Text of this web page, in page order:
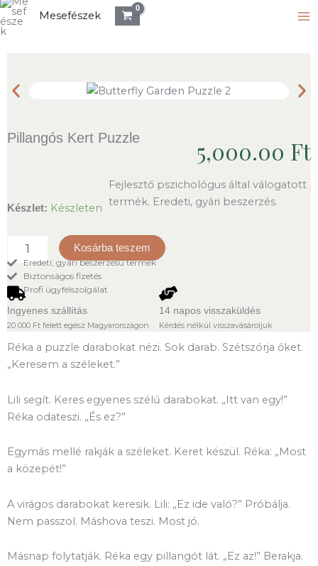
Skip
to
Mesefészek
Pillangós Kert Puzzle 5,000.00 Ft
Fejlesztő pszichológus által válogatott
termék. Eredeti, gyári beszerzés.
Készlet: Készleten
Pillangós
mennyiség
Kosárba teszem
Eredeti, gyári beszerzésű termék
Biztonságos fizetés
Profi ügyfélszolgálat
Ingyenes szállítás
20 000 Ft felett egész Magyarországon
14 napos visszaküldés
Kérdés nélkül visszavásároljuk
Réka a puzzle darabokat nézi. Sok darab. Szétszórja őket.
„Keresem a széleket.”
Lili segít. Keres egyenes szélű darabokat. „Itt van egy!”
Réka odateszi. „És ez?”
Egymás mellé rakják a széleket. Keret készül. Réka: „Most
a közepét!”
A virágos darabokat keresik. Lili: „Ez ide való?” Próbálja.
Nem passzol. Máshova teszi. Most jó.
Másnap folytatják. Réka egy pillangót lát. „Ez az!” Berakja.
mennyiség